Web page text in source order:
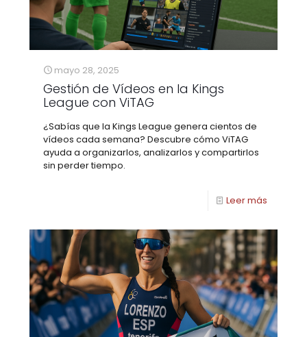
mayo 28, 2025
Gestión de Vídeos en la Kings
League con ViTAG
¿Sabías que la Kings League genera cientos de
vídeos cada semana? Descubre cómo ViTAG
ayuda a organizarlos, analizarlos y compartirlos
sin perder tiempo.
Leer más